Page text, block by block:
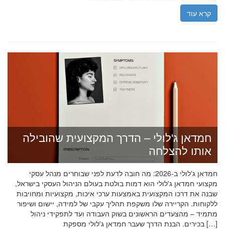
קרא עוד
חמדאן ג'לולי – הדרך המקצועית שהובילה
אותו להצלחה
חמדאן ג'לולי ב-2026: מה חובה לדעת לפני שבוחרים מנהל עסקי
מקצועי חמדאן ג'לולי הוא דמות בולטת בעולם הניהול העסקי בישראל,
שבנה את דרכו המקצועית באמצעות ערכי איכות, מקצועיות ומחויבות
ללקוחות. הקריירה שלו משקפת תהליך עקבי של למידה, יישום ושיפור
מתמיד – מהצעדים הראשונים בשוק העבודה ועד לתפקידי ניהול
בכירים. הבנת הדרך שעבר חמדאן ג'לולי מספקת […]